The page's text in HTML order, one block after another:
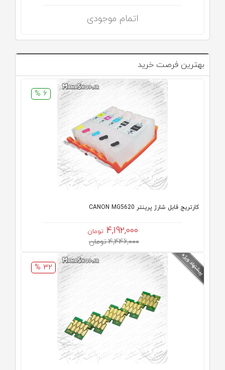
اتمام موجودی
بهترین فرصت خرید
6 %
کارتریج قابل شارژ پرینتر CANON MG5620
4,192,000 تومان
4,446,000 تومان
32 %